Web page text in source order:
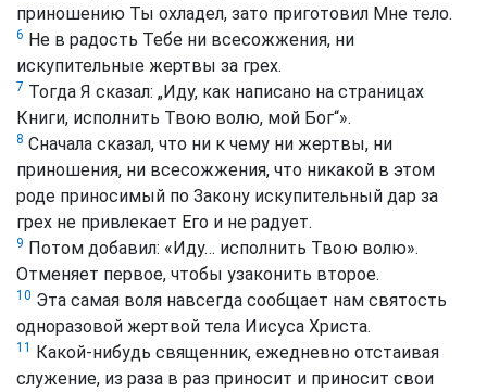
приношению Ты охладел, зато приготовил Мне тело.
6 Не в радость Тебе ни всесожжения, ни
искупительные жертвы за грех.
7 Тогда Я сказал: „Иду, как написано на страницах
Книги, исполнить Твою волю, мой Бог“».
8 Сначала сказал, что ни к чему ни жертвы, ни
приношения, ни всесожжения, что никакой в этом
роде приносимый по Закону искупительный дар за
грех не привлекает Его и не радует.
9 Потом добавил: «Иду… исполнить Твою волю».
Отменяет первое, чтобы узаконить второе.
10 Эта самая воля навсегда сообщает нам святость
одноразовой жертвой тела Иисуса Христа.
11
Какой‑нибудь священник, ежедневно отстаивая
служение, из раза в раз приносит и приносит свои